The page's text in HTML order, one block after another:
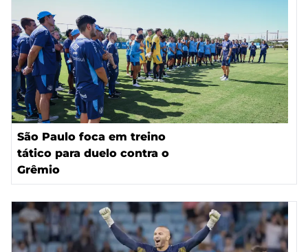
São Paulo foca em treino
tático para duelo contra o
Grêmio